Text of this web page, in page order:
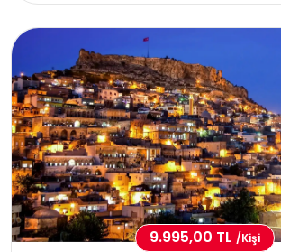
9.995,00 TL /kişi